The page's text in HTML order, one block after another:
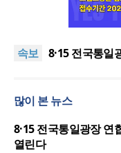
속보
한동대 RISE
8·15 전국통일
여”
한동대 RISE사
“광복절 맞아
많이 본 뉴스
8·15 전국통일광장 연
열린다